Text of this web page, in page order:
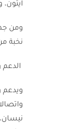
نخبة من
الدعم
ويدعم